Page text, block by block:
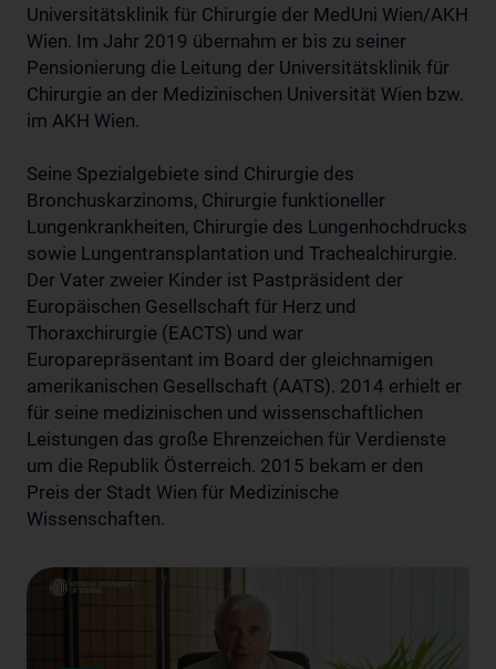
Universitätsklinik für Chirurgie der MedUni Wien/AKH
Wien. Im Jahr 2019 übernahm er bis zu seiner
Pensionierung die Leitung der Universitätsklinik für
Chirurgie an der Medizinischen Universität Wien bzw.
im AKH Wien.
Seine Spezialgebiete sind Chirurgie des
Bronchuskarzinoms, Chirurgie funktioneller
Lungenkrankheiten, Chirurgie des Lungenhochdrucks
sowie Lungentransplantation und Trachealchirurgie.
Der Vater zweier Kinder ist Pastpräsident der
Europäischen Gesellschaft für Herz und
Thoraxchirurgie (EACTS) und war
Europarepräsentant im Board der gleichnamigen
amerikanischen Gesellschaft (AATS). 2014 erhielt er
für seine medizinischen und wissenschaftlichen
Leistungen das große Ehrenzeichen für Verdienste
um die Republik Österreich. 2015 bekam er den
Preis der Stadt Wien für Medizinische
Wissenschaften.
Datenschutzerklärung